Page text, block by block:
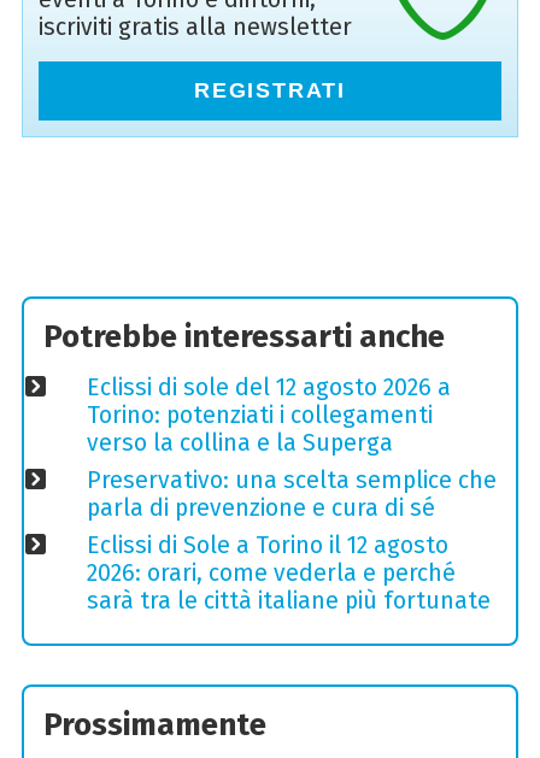
iscriviti gratis alla newsletter
REGISTRATI
Potrebbe interessarti anche
Eclissi di sole del 12 agosto 2026 a
Torino: potenziati i collegamenti
verso la collina e la Superga
Preservativo: una scelta semplice che
parla di prevenzione e cura di sé
Eclissi di Sole a Torino il 12 agosto
2026: orari, come vederla e perché
sarà tra le città italiane più fortunate
Prossimamente